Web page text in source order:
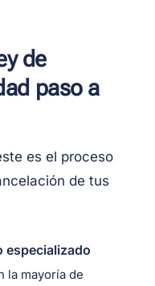
de
paso a
es el proceso
de tus
especializado
la mayoría de